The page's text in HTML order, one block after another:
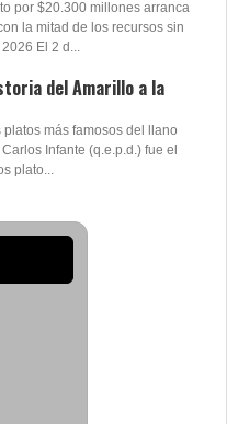
por $20.300 millones arranca
la mitad de los recursos sin
El 2 d...
del Amarillo a la
más famosos del llano
Infante (q.e.p.d.) fue el
plato...